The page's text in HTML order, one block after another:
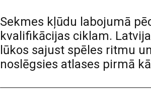
Sekmes kļūdu labojumā
kvalifikācijas ciklam.
lūkos sajust spēles ritmu
noslēgsies atlases pirmā